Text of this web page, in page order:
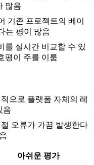
많음
기존 프로젝트의 베이
는 평이 많음
를 실시간 비교할 수 있
평이 주를 이룸
으로 플랫폼 자체의 레
음
오류가 가끔 발생한다
아쉬운 평가